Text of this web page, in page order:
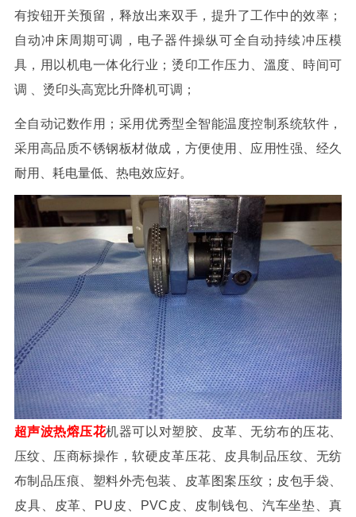
有按钮开关预留，释放出来双手，提升了工作中的效率；
自动冲床周期可调，电子器件操纵可全自动持续冲压模
具，用以机电一体化行业； 烫印工作压力、溫度、時间可
调 、烫印头高宽比升降机可调；
全自动记数作用； 采用优秀型全智能温度控制系统软件，
采用高品质不锈钢板材做成，方便使用、应用性强、经久
耐用、耗电量低、热电效应好。
超声波热熔压花机器可以对塑胶、皮革、无纺布的压花、
压纹、压商标操作，软硬皮革压花、皮具制品压纹、无纺
布制品压痕、塑料外壳包装、皮革图案压纹；皮包手袋、
皮具、皮革、PU皮、PVC皮、皮制钱包、汽车坐垫、真